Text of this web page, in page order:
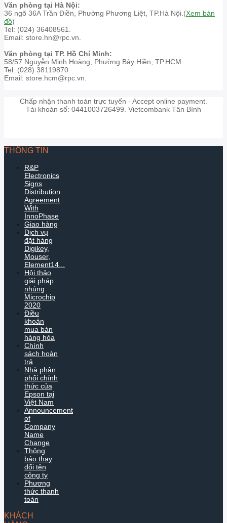
Văn phòng tại Hà Nội:
36 ngõ 36A Trần Điền, Phường Phương Liệt, TP.Hà Nội.(Xem bản
đồ)
Tel: (024) 36408561.
Email: store.hn@rpc.vn.
Văn phòng tại TP. Hồ Chí Minh:
58/57 Nguyễn Minh Hoàng, Phường Bảy Hiền, TP.HCM.
Tel: (028) 38119870.
Email: store.hcm@rpc.vn.
Chấp nhận thanh toán trực tuyến - Accept online payment.
Tài khoản số: 0441003726499. Vietcombank Tân Bình
THÔNG TIN
R&P
Electronics
Signs
Distribution
Agreement
With
InnoPhase
Giao hàng
Dịch vụ
đặt hàng
Digikey,
Mouser,
Element14...
Hội thảo
giải pháp
nhúng
Microchip
2020
Điều
khoản
mua bán
hàng hóa
Chính
sách hoàn
trả
Nhà phân
phối chính
thức của
Epson tại
Việt Nam
Announcement
of
Company
Name
Change
Thông
báo thay
đổi tên
công ty
Phương
thức thanh
toán
KHÁCH